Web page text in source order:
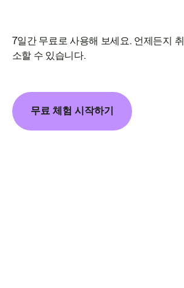
7일간 무료로 사용해 보세요. 언제든지 취
소할 수 있습니다.
무료 체험 시작하기